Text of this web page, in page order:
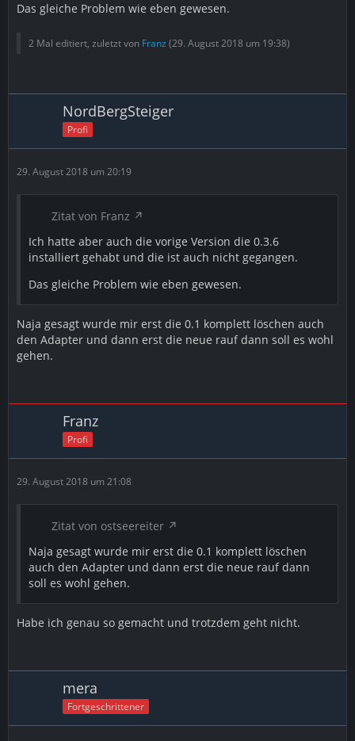
Das gleiche Problem wie eben gewesen.
2 Mal editiert, zuletzt von Franz (29. August 2018 um 19:38)
NordBergSteiger
Profi
29. August 2018 um 20:19
Zitat von Franz
Ich hatte aber auch die vorige Version die 0.3.6
installiert gehabt und die ist auch nicht gegangen.
Das gleiche Problem wie eben gewesen.
Naja gesagt wurde mir erst die 0.1 komplett löschen auch
den Adapter und dann erst die neue rauf dann soll es wohl
gehen.
Franz
Profi
29. August 2018 um 21:08
Zitat von ostseereiter
Naja gesagt wurde mir erst die 0.1 komplett löschen
auch den Adapter und dann erst die neue rauf dann
soll es wohl gehen.
Habe ich genau so gemacht und trotzdem geht nicht.
mera
Fortgeschrittener